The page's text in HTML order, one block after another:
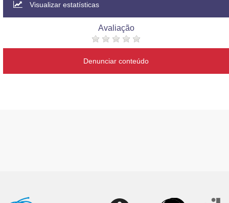
Visualizar estatísticas
Avaliação
Denunciar conteúdo